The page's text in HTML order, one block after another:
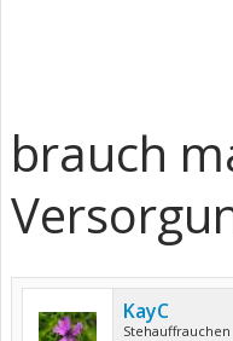
brauch
KayC
Stehauffrauchen